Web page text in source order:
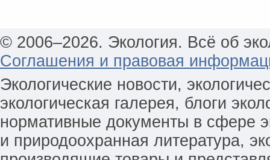
© 2006–2026. Экология. Всё об
Соглашения и правовая
Экологические новости,
экологическая галерея, блоги
нормативные документы в сфере
и природоохранная литература,